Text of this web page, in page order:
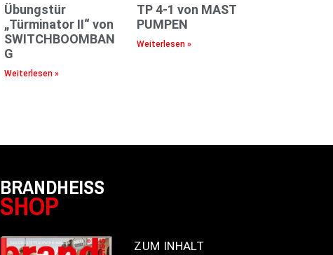
Übungstür
„Türminator II“ von
SWITCHBOOMBAN
G
Weiterlesen »
TP 4-1 von MAST
PUMPEN
Weiterlesen »
BRANDHEISS
SHOP
ZUM INHALT